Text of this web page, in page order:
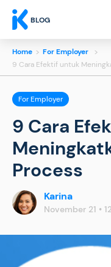
BLOG
Home > For Employer >
9 Cara Efektif untuk
For Employer
9 Cara
Process
Karina
November 21 •